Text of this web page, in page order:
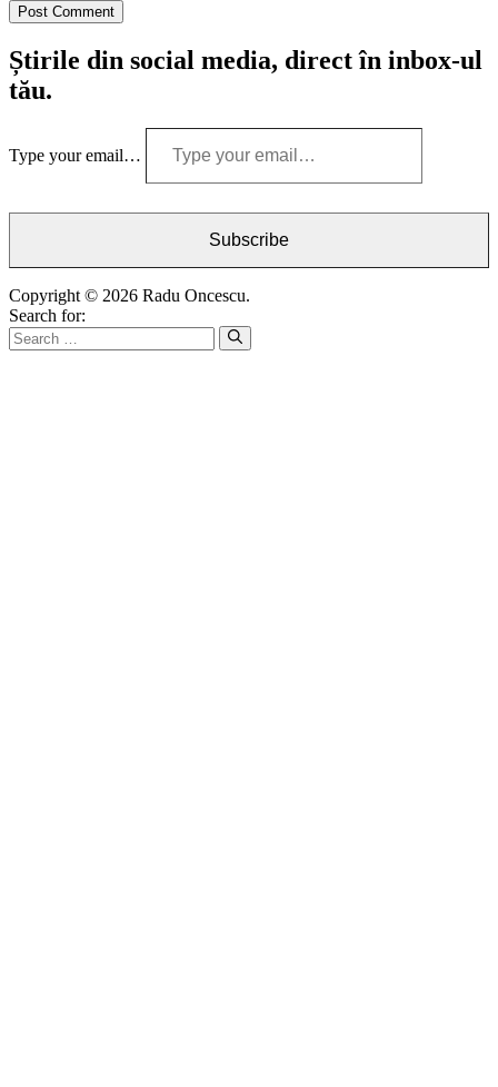
Știrile din social media, direct în inbox-ul
tău.
Type your email…
Subscribe
Copyright © 2026 Radu Oncescu.
Search for: